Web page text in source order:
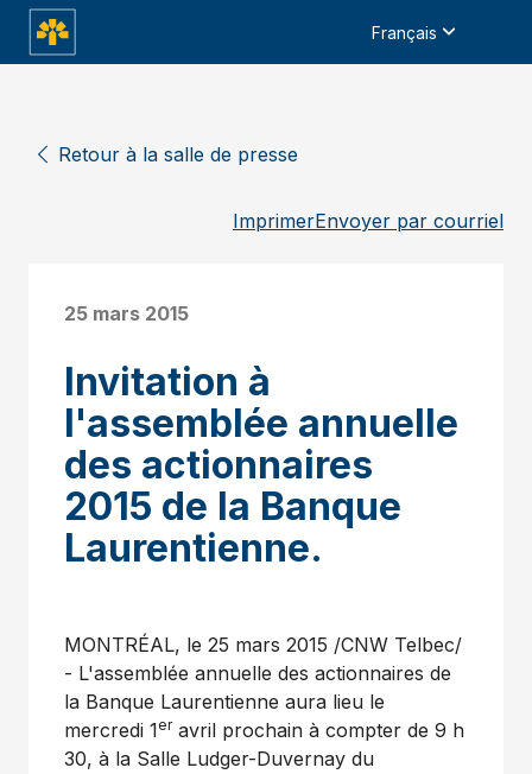
Français
Retour à la salle de presse
ImprimerEnvoyer par courriel
25 mars 2015
Invitation à
l'assemblée annuelle
des actionnaires
2015 de la Banque
Laurentienne.
MONTRÉAL, le 25 mars 2015 /CNW Telbec/
- L'assemblée annuelle des actionnaires de
la Banque Laurentienne aura lieu le
mercredi 1eravril prochain à compter de 9 h
30, à la Salle Ludger-Duvernay du